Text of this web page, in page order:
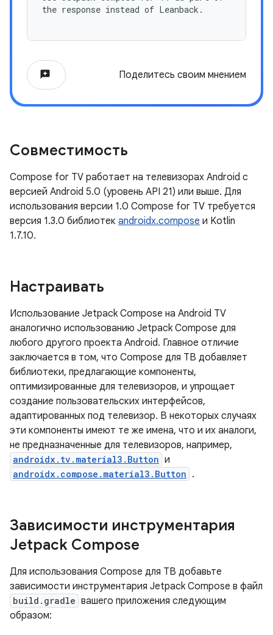
the response instead of Leanback.
reviews Поделитесь своим мнением
Совместимость
Compose for TV работает на телевизорах Android с
версией Android 5.0 (уровень API 21) или выше. Для
использования версии 1.0 Compose for TV требуется
версия 1.3.0 библиотек androidx.compose и Kotlin
1.7.10.
Настраивать
Использование Jetpack Compose на Android TV
аналогично использованию Jetpack Compose для
любого другого проекта Android. Главное отличие
заключается в том, что Compose для ТВ добавляет
библиотеки, предлагающие компоненты,
оптимизированные для телевизоров, и упрощает
создание пользовательских интерфейсов,
адаптированных под телевизор. В некоторых случаях
эти компоненты имеют те же имена, что и их аналоги,
не предназначенные для телевизоров, например,
androidx.tv.material3.Button и
androidx.compose.material3.Button .
Зависимости инструментария
Jetpack Compose
Для использования Compose для ТВ добавьте
зависимости инструментария Jetpack Compose в файл
build.gradle вашего приложения следующим
образом: